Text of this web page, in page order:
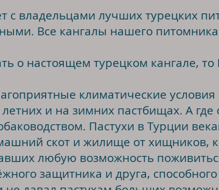
владельцами лучших турецких
Все кангалы нашего
о настоящем турецком кангале,
климатические условия
и на зимних пастбищах. А
Пастухи в Турции
скот и жилище от хищников,
любую возможность
защитника и друга,